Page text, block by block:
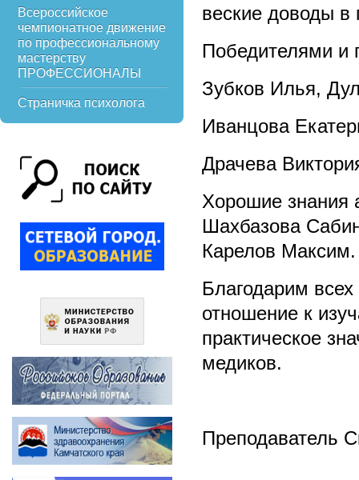
Всероссийское
чемпионатное движение
по профессиональному
мастерству
ПРОФЕССИОНАЛЫ
Страничка психолога
веские доводы в
Победителями и
Зубков Илья,
Иванцова
Драчева
Хорошие знания
Шахбазова
Карелов Максим.
Благодарим
отношение к
практическое
медиков.
Преподаватель